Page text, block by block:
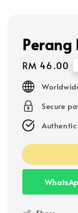
Perang
Regular
price
RM 46.00
Secure